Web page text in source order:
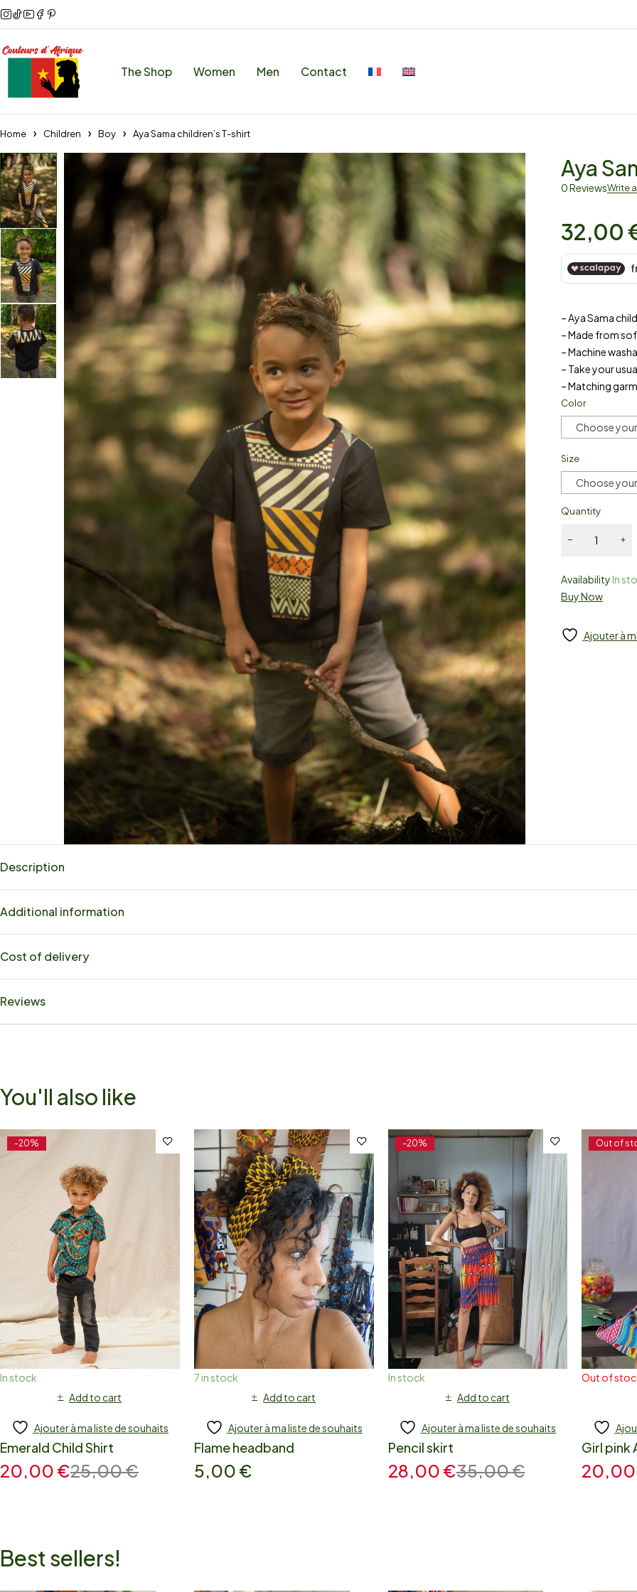
The Shop Women Men Contact
Home Children Boy Aya Sama children’s T-shirt
Aya
0 ReviewsWrite
32,00
– Aya Sama
– Made from
– Machine
– Take your
– Matching
Color
Choose
Size
Choose
Quantity
AvailabilityIn
Buy Now
Ajouter à
Description
Additional information
Cost of delivery
Reviews
You'll also like
-20%
In stock
Add to cart
Ajouter à ma liste de souhaits
Emerald Child Shirt
25,00€
20,00 €
7 in stock
Add to cart
Ajouter à ma liste de souhaits
Flame headband
5,00 €
-20%
In stock
Add to cart
Ajouter à ma liste de souhaits
Pencil skirt
35,00€
28,00 €
Out of
Out of
Girl pink
Best sellers!